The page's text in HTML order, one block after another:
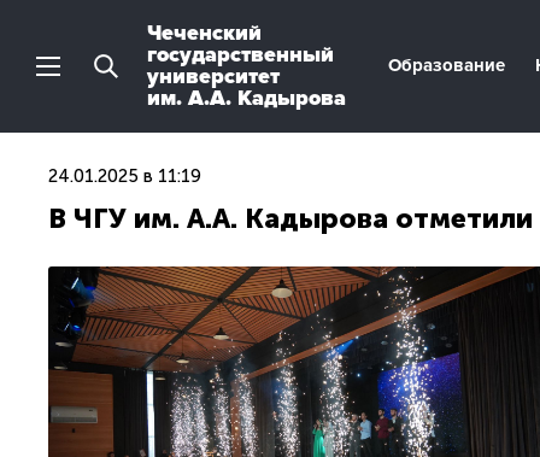
Чеченский
государственный
университет
им. А.А. Кадырова
Образование
24.01.2025 в 11:19
В ЧГУ им. А.А. Кадырова отметили